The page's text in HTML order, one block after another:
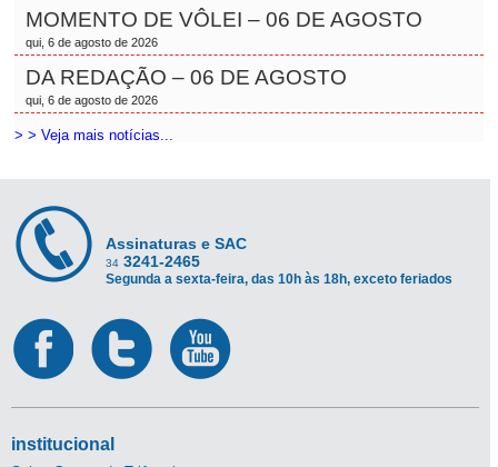
MOMENTO DE VÔLEI – 06 DE AGOSTO
qui, 6 de agosto de 2026
DA REDAÇÃO – 06 DE AGOSTO
qui, 6 de agosto de 2026
> > Veja mais notícias...
Assinaturas e SAC
34 3241-2465
Segunda a sexta-feira, das 10h às 18h, exceto feriados
institucional